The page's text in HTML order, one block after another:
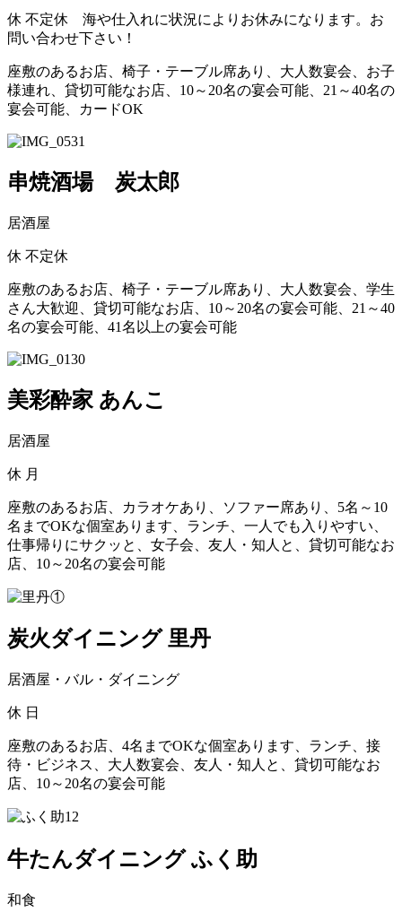
休 不定休 海や仕入れに状況によりお休みになります。お
問い合わせ下さい！
座敷のあるお店、椅子・テーブル席あり、大人数宴会、お子
様連れ、貸切可能なお店、10～20名の宴会可能、21～40名の
宴会可能、カードOK
串焼酒場 炭太郎
居酒屋
休 不定休
座敷のあるお店、椅子・テーブル席あり、大人数宴会、学生
さん大歓迎、貸切可能なお店、10～20名の宴会可能、21～40
名の宴会可能、41名以上の宴会可能
美彩酔家 あんこ
居酒屋
休 月
座敷のあるお店、カラオケあり、ソファー席あり、5名～10
名までOKな個室あります、ランチ、一人でも入りやすい、
仕事帰りにサクッと、女子会、友人・知人と、貸切可能なお
店、10～20名の宴会可能
炭火ダイニング 里丹
居酒屋・バル・ダイニング
休 日
座敷のあるお店、4名までOKな個室あります、ランチ、接
待・ビジネス、大人数宴会、友人・知人と、貸切可能なお
店、10～20名の宴会可能
牛たんダイニング ふく助
和食